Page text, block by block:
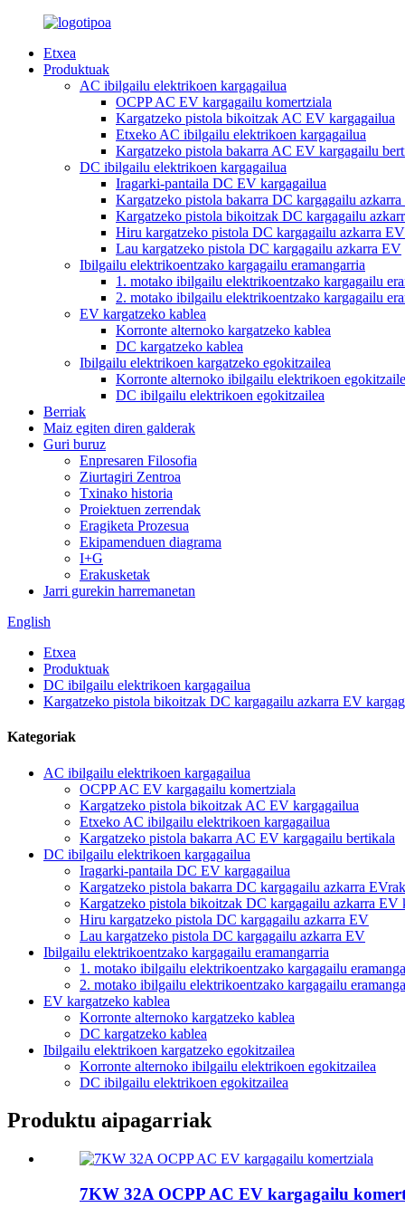
Etxea
Produktuak
AC ibilgailu elektrikoen kargagailua
OCPP AC EV kargagailu komertziala
Kargatzeko pistola bikoitzak AC EV kargagailua
Etxeko AC ibilgailu elektrikoen kargagailua
Kargatzeko pistola bakarra AC EV kargagailu
DC ibilgailu elektrikoen kargagailua
Iragarki-pantaila DC EV kargagailua
Kargatzeko pistola bakarra DC kargagailu
Kargatzeko pistola bikoitzak DC kargagailu
Hiru kargatzeko pistola DC kargagailu azkarra EV
Lau kargatzeko pistola DC kargagailu azkarra EV
Ibilgailu elektrikoentzako kargagailu eramangarria
1. motako ibilgailu elektrikoentzako kargagailu
2. motako ibilgailu elektrikoentzako kargagailu
EV kargatzeko kablea
Korronte alternoko kargatzeko kablea
DC kargatzeko kablea
Ibilgailu elektrikoen kargatzeko egokitzailea
Korronte alternoko ibilgailu elektrikoen
DC ibilgailu elektrikoen egokitzailea
Berriak
Maiz egiten diren galderak
Guri buruz
Enpresaren Filosofia
Ziurtagiri Zentroa
Txinako historia
Proiektuen zerrendak
Eragiketa Prozesua
Ekipamenduen diagrama
I+G
Erakusketak
Jarri gurekin harremanetan
English
Etxea
Produktuak
DC ibilgailu elektrikoen kargagailua
Kargatzeko pistola bikoitzak DC kargagailu azkarra EV
Kategoriak
AC ibilgailu elektrikoen kargagailua
OCPP AC EV kargagailu komertziala
Kargatzeko pistola bikoitzak AC EV kargagailua
Etxeko AC ibilgailu elektrikoen kargagailua
Kargatzeko pistola bakarra AC EV kargagailu bertikala
DC ibilgailu elektrikoen kargagailua
Iragarki-pantaila DC EV kargagailua
Kargatzeko pistola bakarra DC kargagailu azkarra
Kargatzeko pistola bikoitzak DC kargagailu azkarra EV
Hiru kargatzeko pistola DC kargagailu azkarra EV
Lau kargatzeko pistola DC kargagailu azkarra EV
Ibilgailu elektrikoentzako kargagailu eramangarria
1. motako ibilgailu elektrikoentzako kargagailu
2. motako ibilgailu elektrikoentzako kargagailu
EV kargatzeko kablea
Korronte alternoko kargatzeko kablea
DC kargatzeko kablea
Ibilgailu elektrikoen kargatzeko egokitzailea
Korronte alternoko ibilgailu elektrikoen egokitzailea
DC ibilgailu elektrikoen egokitzailea
Produktu aipagarriak
7KW 32A OCPP AC EV kargagailu